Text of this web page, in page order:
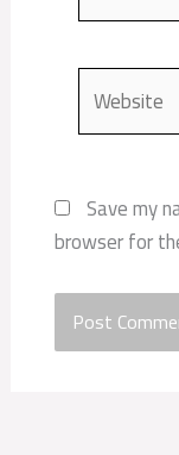
Website
Save my
browser for